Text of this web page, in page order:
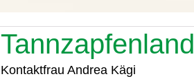
Tannzapfenland
Kontaktfrau Andrea Kägi